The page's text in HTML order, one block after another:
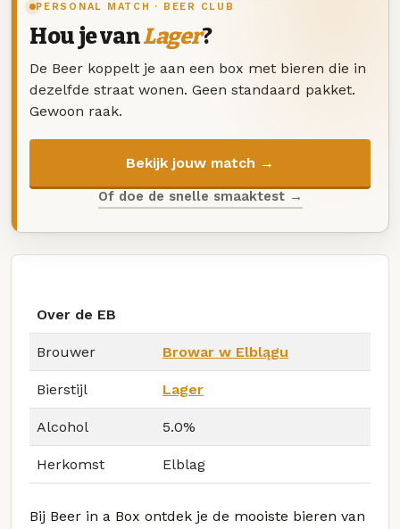
PERSONAL MATCH · BEER CLUB
Hou je vanLager?
De Beer koppelt je aan een box met bieren die in
dezelfde straat wonen. Geen standaard pakket.
Gewoon raak.
Bekijk jouw match →
Of doe de snelle smaaktest →
Over de EB
Brouwer Browar w Elblągu
Bierstijl Lager
Alcohol 5.0%
Herkomst Elblag
Bij Beer in a Box ontdek je de mooiste bieren van